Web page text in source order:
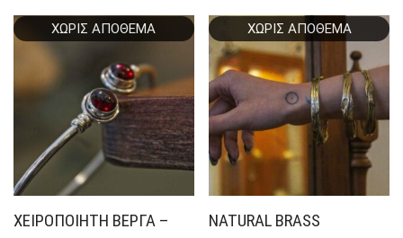
ΧΩΡΊΣ ΑΠΌΘΕΜΑ
ΧΕΙΡΟΠΟΊΗΤΗ ΒΈΡΓΑ –
ΧΩΡΊΣ ΑΠΌΘΕΜΑ
NATURAL BRASS